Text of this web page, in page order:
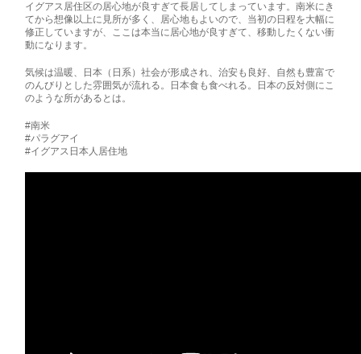
イグアス居住区の居心地が良すぎて長居してしまっています。南米にき
てから想像以上に見所が多く、居心地もよいので、当初の日程を大幅に
修正していますが、ここは本当に居心地が良すぎて、移動したくない衝
動になります。
気候は温暖、日本（日系）社会が形成され、治安も良好、自然も豊富で
のんびりとした雰囲気が流れる。日本食も食べれる。日本の反対側にこ
のような所があるとは。
#南米
#パラグアイ
#イグアス日本人居住地